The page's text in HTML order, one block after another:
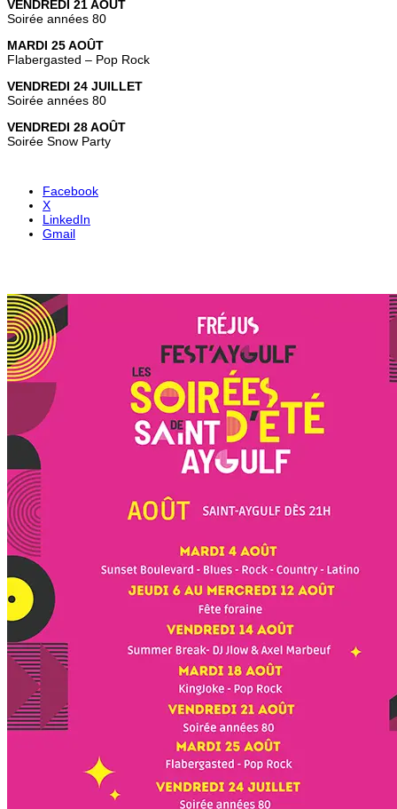
VENDREDI 21 AOÛT
Soirée années 80
MARDI 25 AOÛT
Flabergasted – Pop Rock
VENDREDI 24 JUILLET
Soirée années 80
VENDREDI 28 AOÛT
Soirée Snow Party
Facebook
X
LinkedIn
Gmail